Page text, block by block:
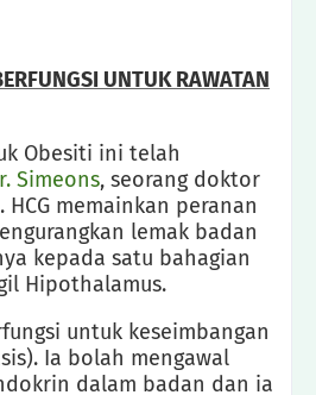
UNTUK RAWATAN
Obesiti ini telah
Simeons, seorang doktor
memainkan peranan
lemak badan
kepada satu bahagian
Hipothalamus.
untuk keseimbangan
Ia bolah mengawal
dalam badan dan ia